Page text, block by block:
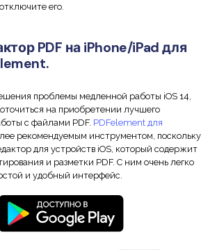
его.
PDF на iPhone/iPad для
проблемы медленной работы iOS 14,
на приобретении лучшего
с файлами PDF. PDFelement для
рекомендуемым инструментом, поскольку
для устройств iOS, который содержит
и разметки PDF. С ним очень легко
и удобный интерфейс.